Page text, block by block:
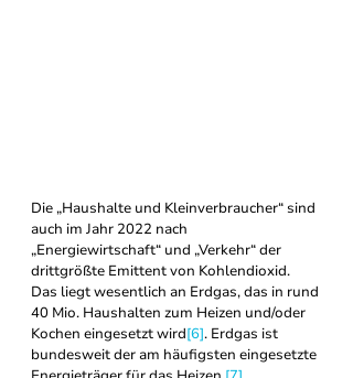
Die „Haushalte und Kleinverbraucher“ sind
auch im Jahr 2022 nach
„Energiewirtschaft“ und „Verkehr“ der
drittgrößte Emittent von Kohlendioxid.
Das liegt wesentlich an Erdgas, das in rund
40 Mio. Haushalten zum Heizen und/oder
Kochen eingesetzt wird[6]. Erdgas ist
bundesweit der am häufigsten eingesetzte